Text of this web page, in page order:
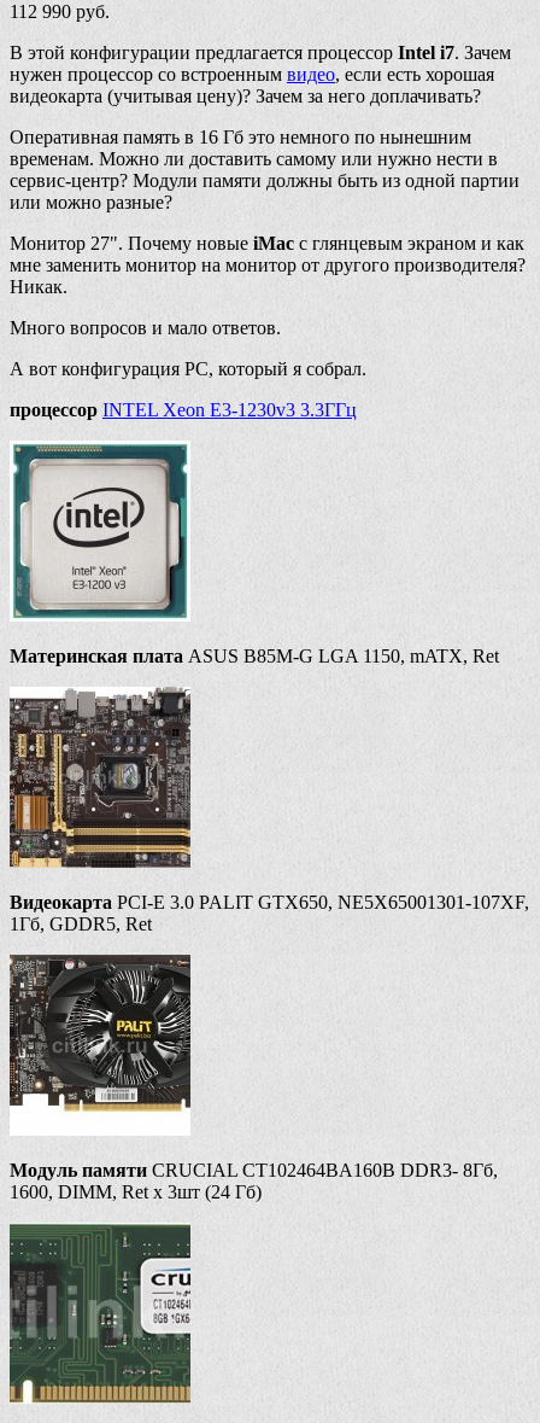
112 990 руб.
В этой конфигурации предлагается процессор Intel i7. Зачем
нужен процессор со встроенным видео, если есть хорошая
видеокарта (учитывая цену)? Зачем за него доплачивать?
Оперативная память в 16 Гб это немного по нынешним
временам. Можно ли доставить самому или нужно нести в
сервис-центр? Модули памяти должны быть из одной партии
или можно разные?
Монитор 27". Почему новые iMac с глянцевым экраном и как
мне заменить монитор на монитор от другого производителя?
Никак.
Много вопросов и мало ответов.
А вот конфигурация PC, который я собрал.
процессор INTEL Xeon E3-1230v3 3.3ГГц
Материнская плата ASUS B85M-G LGA 1150, mATX, Ret
Видеокарта PCI-E 3.0 PALIT GTX650, NE5X65001301-107XF,
1Гб, GDDR5, Ret
Модуль памяти CRUCIAL CT102464BA160B DDR3- 8Гб,
1600, DIMM, Ret x 3шт (24 Гб)